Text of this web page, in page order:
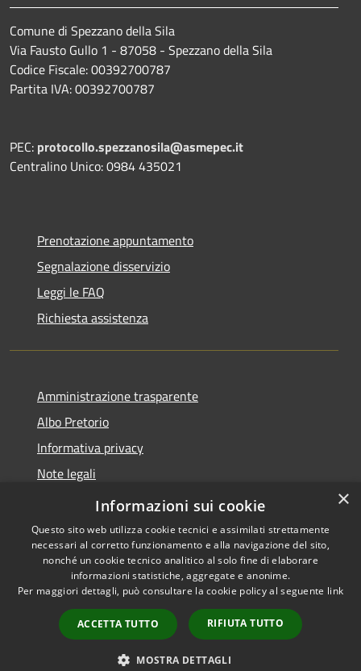
Comune di Spezzano della Sila
Via Fausto Gullo 1 - 87058 - Spezzano della Sila
Codice Fiscale: 00392700787
Partita IVA: 00392700787
PEC: protocollo.spezzanosila@asmepec.it
Centralino Unico: 0984 435021
Prenotazione appuntamento
Segnalazione disservizio
Leggi le FAQ
Richiesta assistenza
Amministrazione trasparente
Albo Pretorio
Informativa privacy
Note legali
Dichiarazione di accessibilità
Accessibilità
Copyright © 2026 • Comune di
Spezzano della Sila • Powered
byMunicipium
Accesso
redazione
×
Informazioni sui cookie
Questo sito web utilizza cookie tecnici e assimilati strettamente
necessari al corretto funzionamento e alla navigazione del sito,
nonché un cookie tecnico analitico al solo fine di elaborare
informazioni statistiche, aggregate e anonime.
Per maggiori dettagli, può consultare la cookie policy al seguente link
ACCETTA TUTTO RIFIUTA TUTTO
MOSTRA DETTAGLI